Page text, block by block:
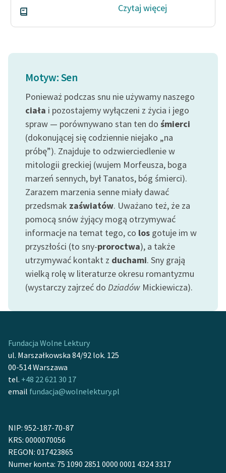
feministycznej
Ręce pełne poezji
twórców przechodzących
lektur szkolnych oraz
Starego Testamentu
Odkurzamy bohaterów
Szkoła Poezji Wolnych
Lektur
O nas
Kontakt
O projekcie
Zespół
Zasady wykorzystania
Wolnych Lektur
Polityka prywatności
Regulamin biblioteki
Dane fundacji i
sprawozdania finansowe
Informacja o treściach
wrażliwych
Deklaracja dostępności
Czytaj więcej
Motyw: Sen
Ponieważ podczas snu nie używamy naszego
ciała i pozostajemy wyłączeni z życia i jego
spraw — porównywano stan ten do śmierci
(dokonującej się codziennie niejako „na
próbę”). Znajduje to odzwierciedlenie w
mitologii greckiej (wujem Morfeusza, boga
marzeń sennych, był Tanatos, bóg śmierci).
Zarazem marzenia senne miały dawać
przedsmak zaświatów. Uważano też, że za
pomocą snów żyjący mogą otrzymywać
informacje na temat tego, co los gotuje im w
przyszłości (to sny-proroctwa), a także
utrzymywać kontakt z duchami. Sny grają
wielką rolę w literaturze okresu romantyzmu
(wystarczy zajrzeć do Dziadów Mickiewicza).
Fundacja Wolne Lektury
ul. Marszałkowska 84/92 lok. 125
00-514 Warszawa
tel. +48 22 621 30 17
email fundacja@wolnelektury.pl
NIP: 952-187-70-87
KRS: 0000070056
REGON: 017423865
Numer konta: 75 1090 2851 0000 0001 4324 3317